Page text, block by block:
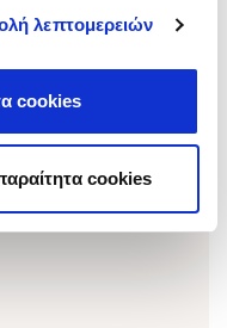
λεπτομερειών
cookies
cookies